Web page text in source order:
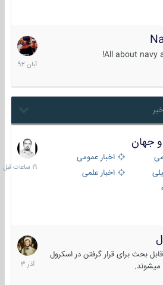
All about
22
آبان
1392
جهان
اخبار عمومی
اخبار علمی
19
ساعات
قبل
بحث برای قرار گرفتن در اسکرول
7
آذر
1403